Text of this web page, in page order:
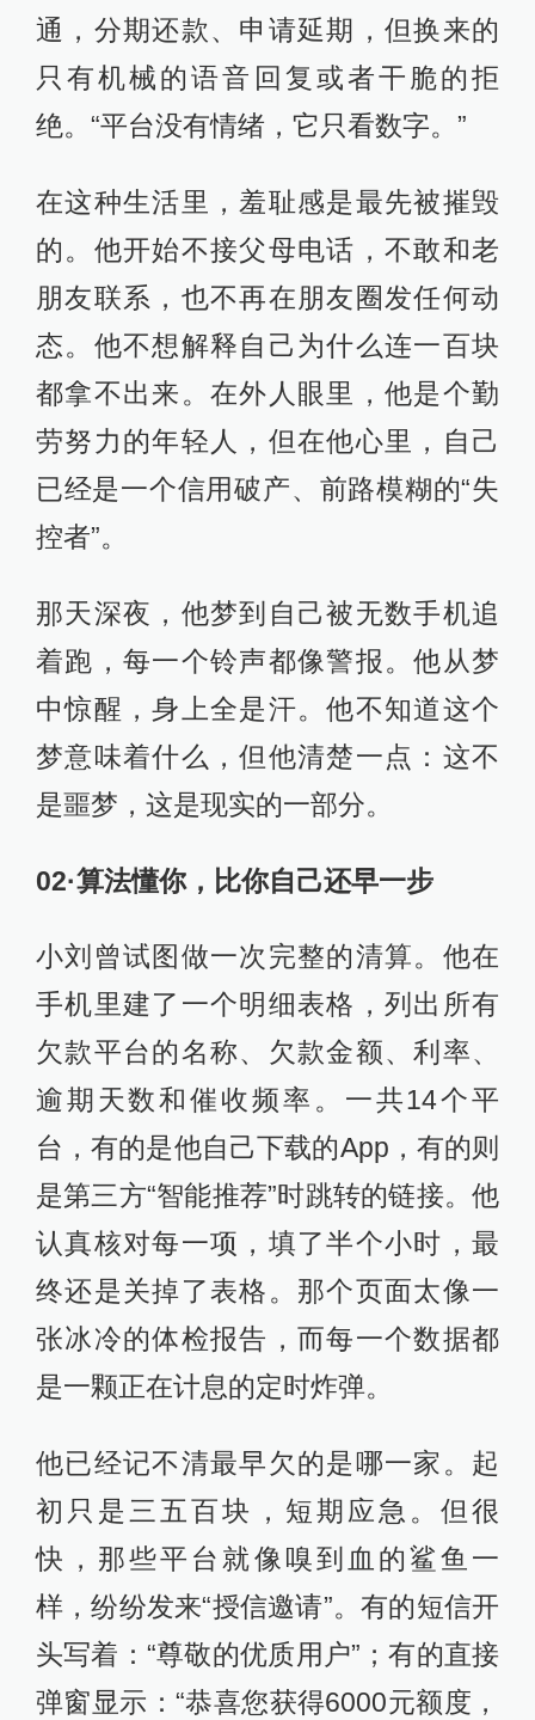
通，分期还款、申请延期，但换来的
只有机械的语音回复或者干脆的拒
绝。“平台没有情绪，它只看数字。”
在这种生活里，羞耻感是最先被摧毁
的。他开始不接父母电话，不敢和老
朋友联系，也不再在朋友圈发任何动
态。他不想解释自己为什么连一百块
都拿不出来。在外人眼里，他是个勤
劳努力的年轻人，但在他心里，自己
已经是一个信用破产、前路模糊的“失
控者”。
那天深夜，他梦到自己被无数手机追
着跑，每一个铃声都像警报。他从梦
中惊醒，身上全是汗。他不知道这个
梦意味着什么，但他清楚一点：这不
是噩梦，这是现实的一部分。
02·算法懂你，比你自己还早一步
小刘曾试图做一次完整的清算。他在
手机里建了一个明细表格，列出所有
欠款平台的名称、欠款金额、利率、
逾期天数和催收频率。一共14个平
台，有的是他自己下载的App，有的则
是第三方“智能推荐”时跳转的链接。他
认真核对每一项，填了半个小时，最
终还是关掉了表格。那个页面太像一
张冰冷的体检报告，而每一个数据都
是一颗正在计息的定时炸弹。
他已经记不清最早欠的是哪一家。起
初只是三五百块，短期应急。但很
快，那些平台就像嗅到血的鲨鱼一
样，纷纷发来“授信邀请”。有的短信开
头写着：“尊敬的优质用户”；有的直接
弹窗显示：“恭喜您获得6000元额度，